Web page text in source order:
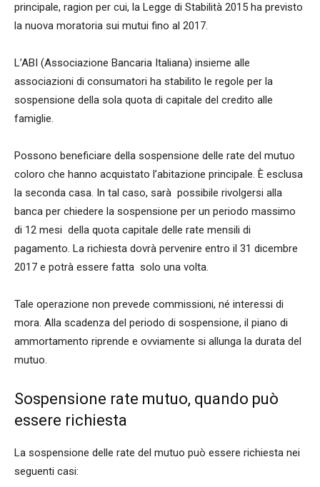
principale, ragion per cui, la Legge di Stabilità 2015 ha previsto
la nuova moratoria sui mutui fino al 2017.
L’ABI (Associazione Bancaria Italiana) insieme alle
associazioni di consumatori ha stabilito le regole per la
sospensione della sola quota di capitale del credito alle
famiglie.
Possono beneficiare della sospensione delle rate del mutuo
coloro che hanno acquistato l’abitazione principale. È esclusa
la seconda casa. In tal caso, sarà possibile rivolgersi alla
banca per chiedere la sospensione per un periodo massimo
di 12 mesi della quota capitale delle rate mensili di
pagamento. La richiesta dovrà pervenire entro il 31 dicembre
2017 e potrà essere fatta solo una volta.
Tale operazione non prevede commissioni, né interessi di
mora. Alla scadenza del periodo di sospensione, il piano di
ammortamento riprende e ovviamente si allunga la durata del
mutuo.
Sospensione rate mutuo, quando può
essere richiesta
La sospensione delle rate del mutuo può essere richiesta nei
seguenti casi: